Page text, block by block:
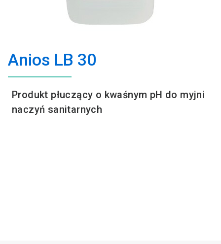
Anios LB 30
Produkt płuczący o kwaśnym pH do myjni
naczyń sanitarnych